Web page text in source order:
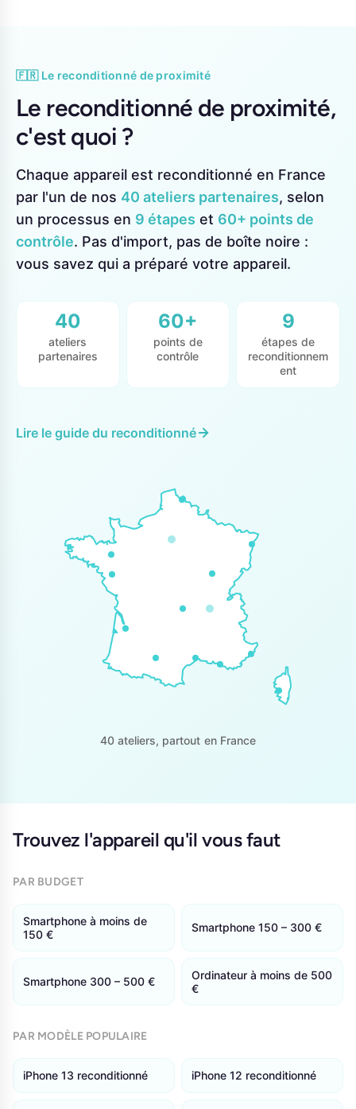
🇫🇷 Le reconditionné de proximité
Le reconditionné de proximité,
c'est quoi ?
Chaque appareil est reconditionné en France
par l'un de nos 40 ateliers partenaires, selon
un processus en 9 étapes et 60+ points de
contrôle. Pas d'import, pas de boîte noire :
vous savez qui a préparé votre appareil.
40
ateliers
partenaires
60+
points de
contrôle
9
étapes de
reconditionnem
ent
Lire le guide du reconditionné
40 ateliers, partout en France
Trouvez l'appareil qu'il vous faut
PAR BUDGET
Smartphone à moins de
150 €
Smartphone 150 – 300 €
Smartphone 300 – 500 €
Ordinateur à moins de 500
€
PAR MODÈLE POPULAIRE
iPhone 13 reconditionné iPhone 12 reconditionné